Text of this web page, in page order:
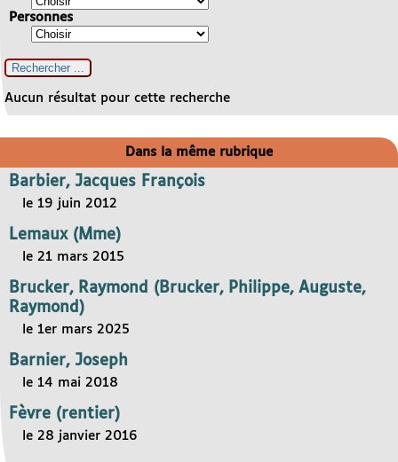
Personnes
Aucun résultat pour cette recherche
Dans la même rubrique
Barbier, Jacques François
le 19 juin 2012
Lemaux (Mme)
le 21 mars 2015
Brucker, Raymond (Brucker, Philippe, Auguste,
Raymond)
le 1er mars 2025
Barnier, Joseph
le 14 mai 2018
Fèvre (rentier)
le 28 janvier 2016